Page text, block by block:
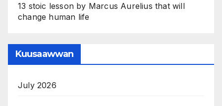
13 stoic lesson by Marcus Aurelius that will
change human life
Kuusaawwan
July 2026